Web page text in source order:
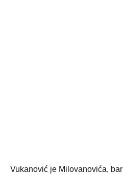
Vukanović je Milovanovića,